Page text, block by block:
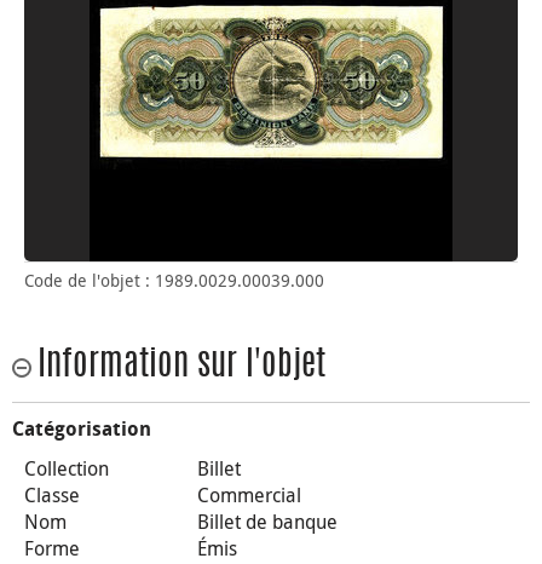
Code de l'objet : 1989.0029.00039.000
Information sur l'objet
Catégorisation
Collection
Billet
Classe
Commercial
Nom
Billet de banque
Forme
Émis